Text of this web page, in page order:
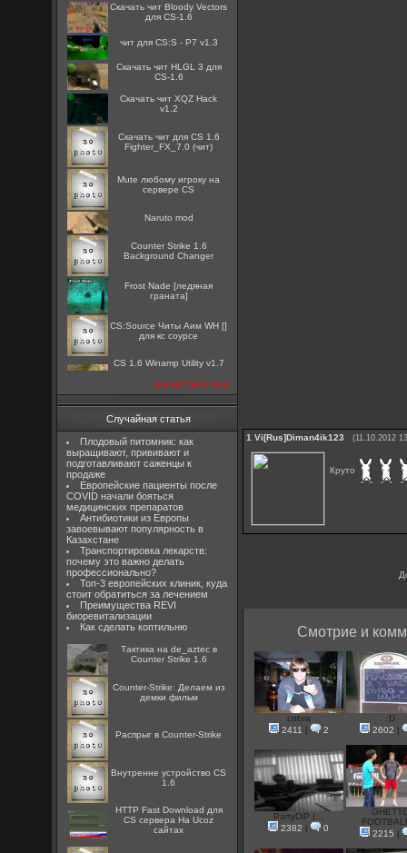
Скачать чит Bloody Vectors
для CS-1.6
чит для CS:S - P7 v1.3
Скачать чит HLGL 3 для
CS-1.6
Скачать чит XQZ Hack
v1.2
Скачать чит для CS 1.6
Fighter_FX_7.0 (чит)
Mute любому игроку на
сервере CS
Naruto mod
Counter Strike 1.6
Background Changer
Frost Nade [ледяная
граната]
CS:Source Читы Аим WH []
для кс соурсе
CS 1.6 Winamp Utility v1.7
посмотреть все
Случайная статья
Плодовый питомник: как
выращивают, прививают и
подготавливают саженцы к
продаже
Европейские пациенты после
COVID начали бояться
медицинских препаратов
Антибиотики из Европы
завоевывают популярность в
Казахстане
Транспортировка лекарств:
почему это важно делать
профессионально?
Топ-3 европейских клиник, куда
стоит обратиться за лечением
Преимущества REVI
биоревитализации
Как сделать коптильню
Тактика на de_aztec в
Counter Strike 1.6
Counter-Strike: Делаем из
демки фильм
Распрыг в Counter-Strike
Внутренне устройство CS
1.6
HTTP Fast Download для
CS сервера На Ucoz
сайтах
1 Vi[Rus]Diman4ik123 (11.10.2012
Круто
Смотрие и
cobra
2411
2
:D
2602
|
PartyDiP |...
2382
| 0
2215
|